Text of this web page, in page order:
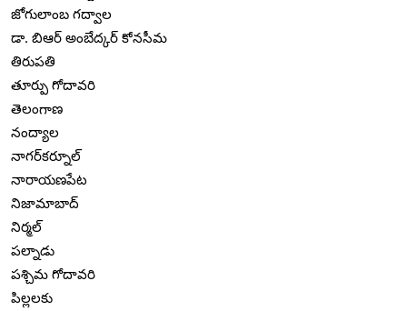
జోగులాంబ గద్వాల
డా. బిఆర్ అంబేద్కర్ కోనసీమ
తిరుపతి
తూర్పు గోదావరి
తెలంగాణ
నంద్యాల
నాగర్‌కర్నూల్
నారాయణపేట
నిజామాబాద్
నిర్మల్
పల్నాడు
పశ్చిమ గోదావరి
పిల్లలకు